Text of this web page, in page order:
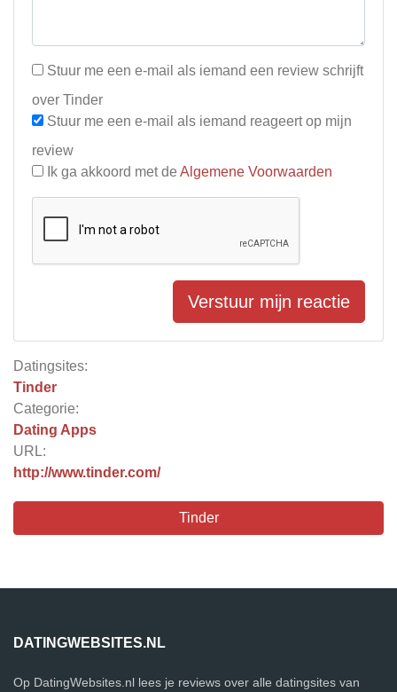
Datingsites:
Tinder
Categorie:
Dating Apps
URL:
http://www.tinder.com/
Tinder
Stuur me een e-mail als iemand een review schrijft
over Tinder
Stuur me een e-mail als iemand reageert op mijn
review
Ik ga akkoord met de Algemene Voorwaarden
Verstuur mijn reactie
DATINGWEBSITES.NL
Op DatingWebsites.nl lees je reviews over alle datingsites van